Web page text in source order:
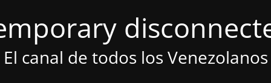
El canal de todos los Venezolanos